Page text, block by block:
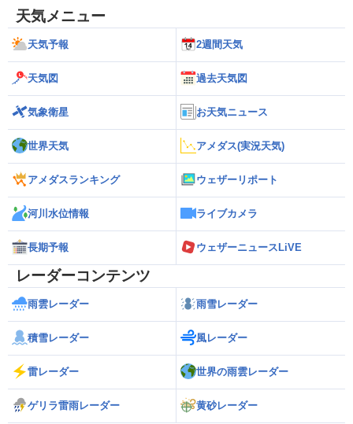
天気メニュー
天気予報 2週間天気
天気図 過去天気図
気象衛星 お天気ニュース
世界天気 アメダス(実況天気)
アメダスランキング ウェザーリポート
河川水位情報 ライブカメラ
長期予報 ウェザーニュースLiVE
レーダーコンテンツ
雨雲レーダー 雨雪レーダー
積雪レーダー 風レーダー
雷レーダー 世界の雨雲レーダー
ゲリラ雷雨レーダー 黄砂レーダー